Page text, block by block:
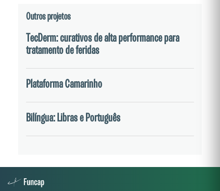
consumidor.
Outros projetos
TecDerm: curativos de alta performance para
tratamento de feridas
Plataforma Camarinho
Bilíngua: Libras e Português